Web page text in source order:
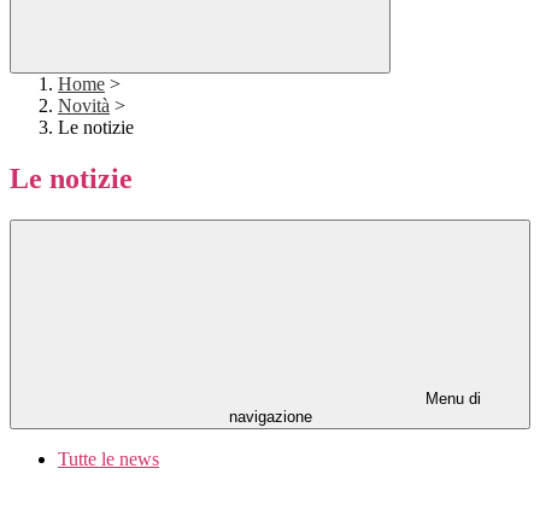
Home >
Novità >
Le notizie
Le notizie
Menu di
navigazione
Tutte le news